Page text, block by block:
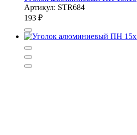
Артикул: STR684
193 ₽